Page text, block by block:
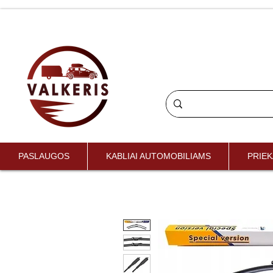
PASLAUGOS KABLIAI AUTOMOBILIAMS